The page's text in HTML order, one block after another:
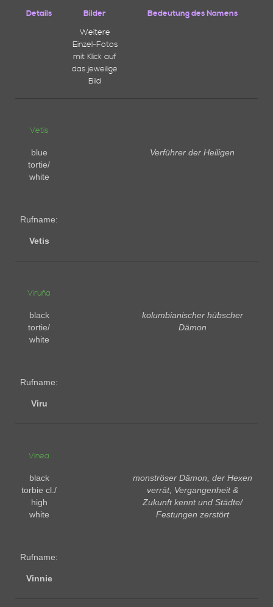
Details
Bilder
Weitere
Einzel-Fotos
mit Klick auf
das jeweilige
Bild
Bedeutung des Namens
Vetis
blue
tortie/
white
Rufname:
Vetis
Verführer der Heiligen
Viruña
black
tortie/
white
Rufname:
Viru
kolumbianischer hübscher
Dämon
Vinea
black
torbie cl./
high
white
Rufname:
Vinnie
monströser Dämon, der Hexen
verrät, Vergangenheit &
Zukunft kennt und Städte/
Festungen zerstört